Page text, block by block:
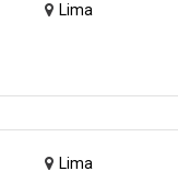
Lima
Lima